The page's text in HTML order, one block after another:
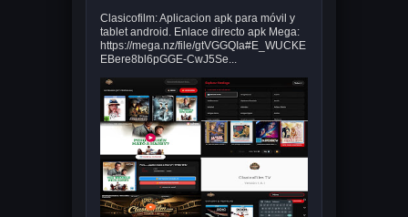
Clasicofilm: Aplicacion apk para móvil y
tablet android. Enlace directo apk Mega:
https://mega.nz/file/gtVGGQIa#E_WUCKE
EBere8bl6pGGE-CwJ5Se...